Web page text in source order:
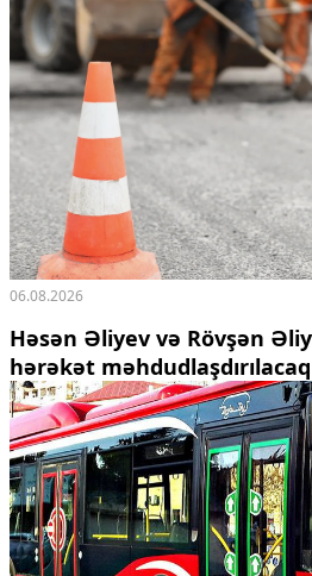
06.08.2026
Həsən Əliyev və Rövşən
hərəkət məhdudlaşdırılacaq